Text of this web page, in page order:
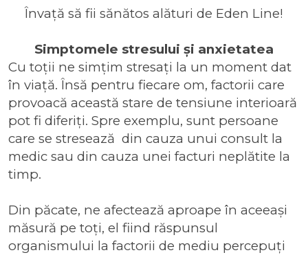
Învață să fii sănătos alături de Eden Line!
Simptomele stresului și anxietatea
Cu toții ne simțim stresați la un moment dat
în viață. Însă pentru fiecare om, factorii care
provoacă această stare de tensiune interioară
pot fi diferiți. Spre exemplu, sunt persoane
care se stresează din cauza unui consult la
medic sau din cauza unei facturi neplătite la
timp.
Din păcate, ne afectează aproape în aceeași
măsură pe toți, el fiind răspunsul
organismului la factorii de mediu percepuți